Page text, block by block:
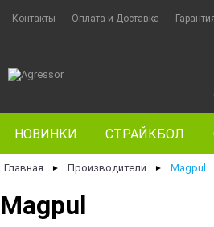
Контакты Оплата и Доставка
НОВИНКИ СТРАЙКБОЛ
Главная ► Производители ► Magpul
Magpul